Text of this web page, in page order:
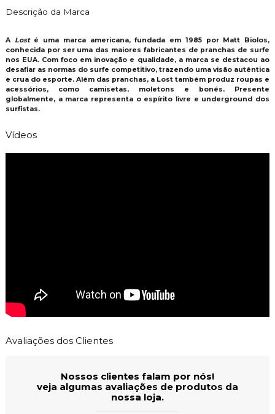
Descrição da Marca
A Losté uma marca americana, fundada em 1985 por Matt Biolos,
conhecida por ser uma das maiores fabricantes de pranchas de surfe
nos EUA. Com foco em inovação e qualidade, a marca se destacou ao
desafiar as normas do surfe competitivo, trazendo uma visão autêntica
e crua do esporte. Além das pranchas, a Lost também produz roupas e
acessórios, como camisetas, moletons e bonés. Presente
globalmente, a marca representa o espírito livre e underground dos
surfistas.
Vídeos
Avaliações dos Clientes
Nossos clientes falam por nós!
veja algumas avaliações de produtos da
nossa loja.